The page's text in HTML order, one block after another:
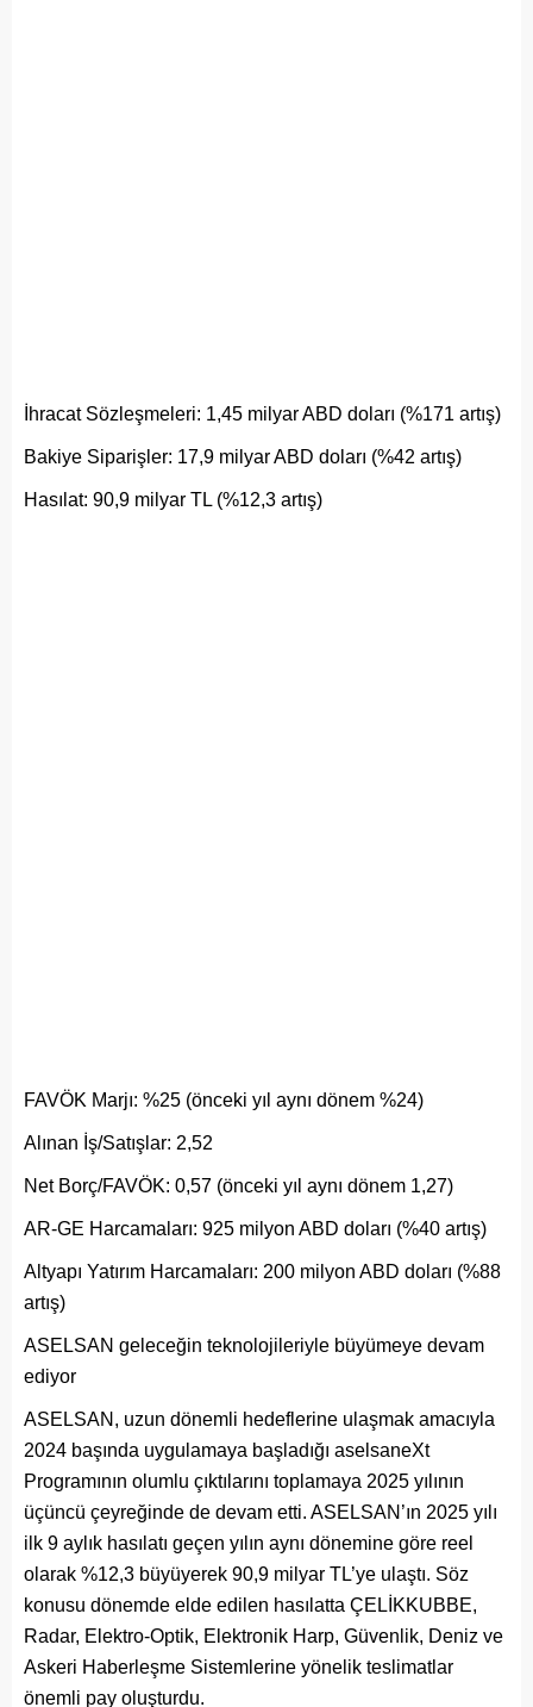
İhracat Sözleşmeleri: 1,45 milyar ABD doları (%171 artış)
Bakiye Siparişler: 17,9 milyar ABD doları (%42 artış)
Hasılat: 90,9 milyar TL (%12,3 artış)
FAVÖK Marjı: %25 (önceki yıl aynı dönem %24)
Alınan İş/Satışlar: 2,52
Net Borç/FAVÖK: 0,57 (önceki yıl aynı dönem 1,27)
AR-GE Harcamaları: 925 milyon ABD doları (%40 artış)
Altyapı Yatırım Harcamaları: 200 milyon ABD doları (%88
artış)
ASELSAN geleceğin teknolojileriyle büyümeye devam
ediyor
ASELSAN, uzun dönemli hedeflerine ulaşmak amacıyla
2024 başında uygulamaya başladığı aselsaneXt
Programının olumlu çıktılarını toplamaya 2025 yılının
üçüncü çeyreğinde de devam etti. ASELSAN’ın 2025 yılı
ilk 9 aylık hasılatı geçen yılın aynı dönemine göre reel
olarak %12,3 büyüyerek 90,9 milyar TL’ye ulaştı. Söz
konusu dönemde elde edilen hasılatta ÇELİKKUBBE,
Radar, Elektro-Optik, Elektronik Harp, Güvenlik, Deniz ve
Askeri Haberleşme Sistemlerine yönelik teslimatlar
önemli pay oluşturdu.